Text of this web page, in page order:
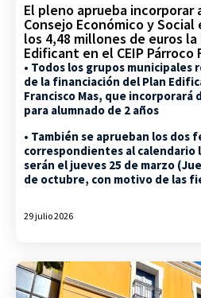
El pleno aprueba incorporar
Consejo Económico y
los 4,48 millones de euros
Edificant en el CEIP Párroco
• Todos los grupos municipales
de la financiación del Plan
Francisco Mas, que incorporará
para alumnado de 2 años
• También se aprueban los dos
correspondientes al calendario
serán el jueves 25 de marzo
de octubre, con motivo de las
29 julio 2026